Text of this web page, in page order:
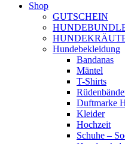
Shop
GUTSCHEIN
Hundebekleidung
Bandanas
Mäntel
T-Shirts
Duftmarke
Kleider
Hochzeit
Schuhe –